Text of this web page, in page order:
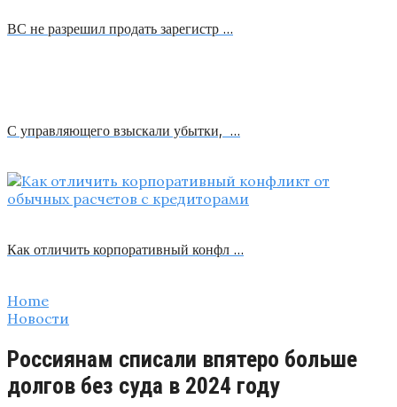
ВС не разрешил продать зарегистр …
С управляющего взыскали убытки, …
Как отличить корпоративный конфл …
Home
Новости
Россиянам списали впятеро больше
долгов без суда в 2024 году